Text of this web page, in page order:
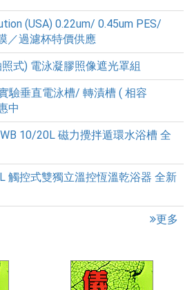
(USA) 0.22um/ 0.45um PES/
／過濾杯特價供應
式) 電泳凝膠照像遮光罩組
驗垂直電泳槽/ 轉漬槽 ( 相容
中
10/20L 磁力攪拌遁環水浴槽 全
觸控式雙獨立溫控恆溫乾浴器 全新
更多